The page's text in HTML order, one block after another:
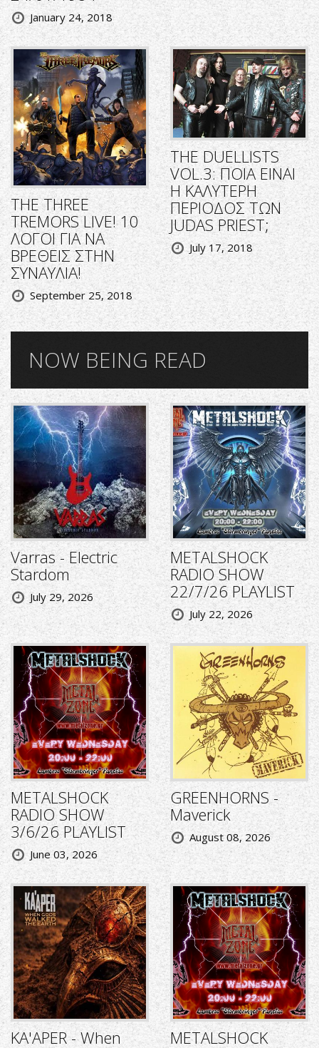
January 24, 2018
THE THREE
TREMORS LIVE! 10
ΛΟΓΟΙ ΓΙΑ ΝΑ
ΒΡΕΘΕΙΣ ΣΤΗΝ
ΣΥΝΑΥΛΙΑ!
September 25, 2018
THE DUELLISTS
VOL.3: ΠΟΙΑ ΕΙΝΑΙ
Η ΚΑΛΥΤΕΡΗ
ΠΕΡΙΟΔΟΣ ΤΩΝ
JUDAS PRIEST;
July 17, 2018
NOW BEING READ
Varras - Electric
Stardom
July 29, 2026
METALSHOCK
RADIO SHOW
22/7/26 PLAYLIST
July 22, 2026
METALSHOCK
RADIO SHOW
3/6/26 PLAYLIST
June 03, 2026
GREENHORNS -
Maverick
August 08, 2026
KA'APER - When
METALSHOCK